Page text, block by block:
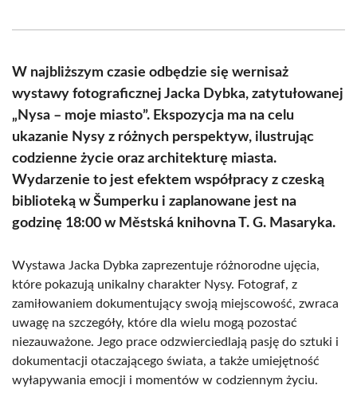
(Twitter)
W najbliższym czasie odbędzie się wernisaż
wystawy fotograficznej Jacka Dybka, zatytułowanej
„Nysa – moje miasto”. Ekspozycja ma na celu
ukazanie Nysy z różnych perspektyw, ilustrując
codzienne życie oraz architekturę miasta.
Wydarzenie to jest efektem współpracy z czeską
biblioteką w Šumperku i zaplanowane jest na
godzinę 18:00 w Městská knihovna T. G. Masaryka.
Wystawa Jacka Dybka zaprezentuje różnorodne ujęcia,
które pokazują unikalny charakter Nysy. Fotograf, z
zamiłowaniem dokumentujący swoją miejscowość, zwraca
uwagę na szczegóły, które dla wielu mogą pozostać
niezauważone. Jego prace odzwierciedlają pasję do sztuki i
dokumentacji otaczającego świata, a także umiejętność
wyłapywania emocji i momentów w codziennym życiu.